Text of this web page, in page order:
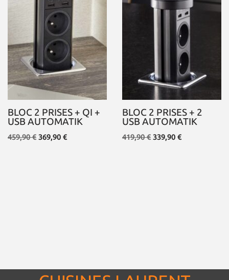
BLOC 2 PRISES + QI +
USB AUTOMATIK
459,90€ 369,90 €
BLOC 2 PRISES + 2
USB AUTOMATIK
419,90€ 339,90 €